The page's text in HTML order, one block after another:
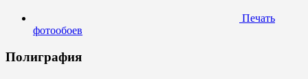
Печать
фотообоев
Полиграфия